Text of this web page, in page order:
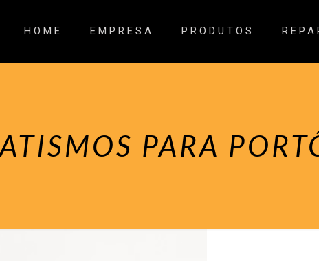
HOME EMPRESA PRODUTOS
PARA